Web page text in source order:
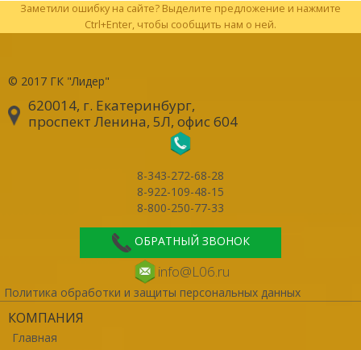
Заметили ошибку на сайте? Выделите предложение и нажмите
Ctrl+Enter, чтобы сообщить нам о ней.
© 2017 ГК "Лидер"
620014, г. Екатеринбург,
проспект Ленина, 5Л, офис 604
8-343-272-68-28
8-922-109-48-15
8-800-250-77-33
ОБРАТНЫЙ ЗВОНОК
info@L06.ru
Политика обработки и защиты персональных данных
КОМПАНИЯ
Главная